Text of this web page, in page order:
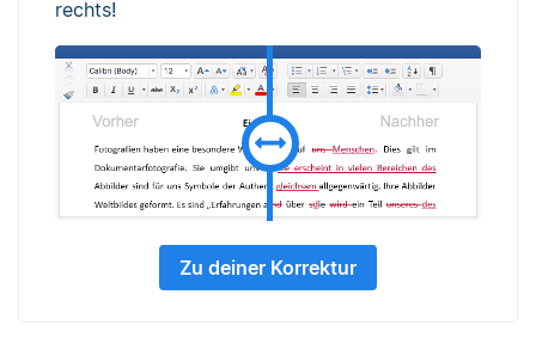
rechts!
Zu deiner Korrektur